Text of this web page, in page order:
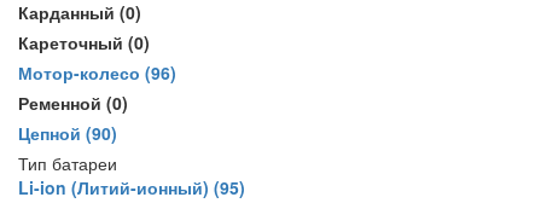
Карданный (0)
Кареточный (0)
Мотор-колесо (96)
Ременной (0)
Цепной (90)
Тип батареи
Li-ion (Литий-ионный) (95)